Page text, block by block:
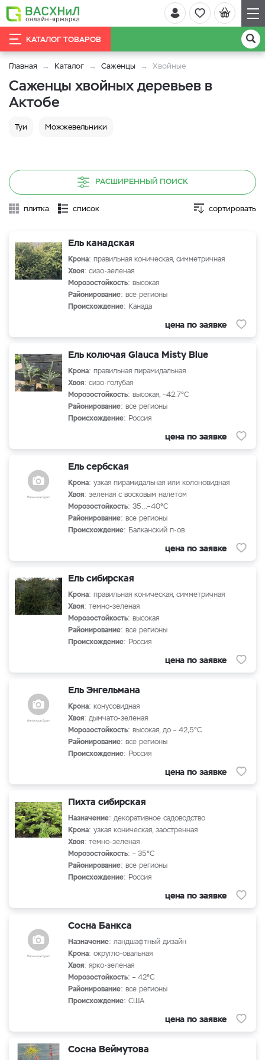
КАТАЛОГ ТОВАРОВ
Главная Каталог Саженцы Хвойные
Саженцы хвойных деревьев в
Актобе
Туи Можжевельники
РАСШИРЕННЫЙ ПОИСК
плитка список сортировать
Ель канадская
Крона: правильная коническая, симметричная
Хвоя: сизо-зеленая
Морозостойкость: высокая
Районирование: все регионы
Происхождение: Канада
цена по заявке
Ель колючая Glauca Misty Blue
Крона: правильная пирамидальная
Хвоя: сизо-голубая
Морозостойкость: высокая, –42.7°C
Районирование: все регионы
Происхождение: Россия
цена по заявке
Ель сербская
Крона: узкая пирамидальная или колоновидная
Хвоя: зеленая с восковым налетом
Морозостойкость: 35…–40°С
Районирование: все регионы
Происхождение: Балканский п-ов
цена по заявке
Ель сибирская
Крона: правильная коническая, симметричная
Хвоя: темно-зеленая
Морозостойкость: высокая
Районирование: все регионы
Происхождение: Россия
цена по заявке
Ель Энгельмана
Крона: конусовидная
Хвоя: дымчато-зеленая
Морозостойкость: высокая, до – 42,5°С
Районирование: все регионы
Происхождение: Россия
цена по заявке
Пихта сибирская
Назначение: декоративное садоводство
Крона: узкая коническая, заостренная
Хвоя: темно-зеленая
Морозостойкость: – 35°С
Районирование: все регионы
Происхождение: Россия
цена по заявке
Сосна Банкса
Назначение: ландшафтный дизайн
Крона: округло-овальная
Хвоя: ярко-зеленая
Морозостойкость: – 42°С
Районирование: все регионы
Происхождение: США
цена по заявке
Сосна Веймутова